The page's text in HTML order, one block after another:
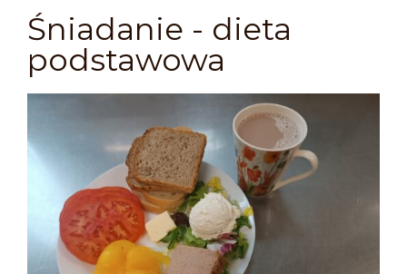
Śniadanie - dieta
podstawowa